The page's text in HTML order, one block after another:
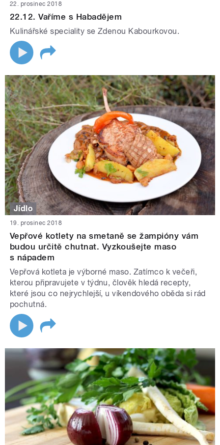
22. prosinec 2018
22.12. Vaříme s Habadějem
Kulinářské speciality se Zdenou Kabourkovou.
Jídlo
19. prosinec 2018
Vepřové kotlety na smetaně se žampióny vám
budou určitě chutnat. Vyzkoušejte maso
s nápadem
Vepřová kotleta je výborné maso. Zatímco k večeři,
kterou připravujete v týdnu, člověk hledá recepty,
které jsou co nejrychlejší, u víkendového oběda si rád
pochutná.